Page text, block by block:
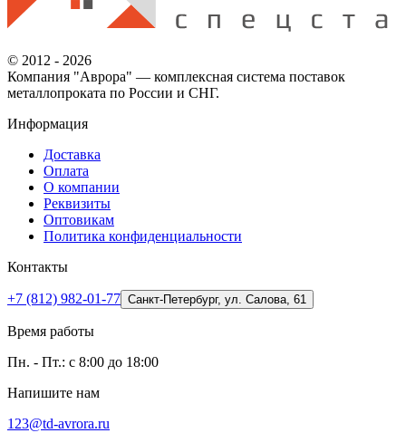
© 2012 - 2026
Компания "Аврора" — комплексная система поставок
металлопроката по России и СНГ.
Информация
Доставка
Оплата
О компании
Реквизиты
Оптовикам
Политика конфиденциальности
Контакты
+7 (812) 982-01-77 Санкт-Петербург, ул. Салова, 61
Время работы
Пн. - Пт.: с 8:00 до 18:00
Напишите нам
123@td-avrora.ru